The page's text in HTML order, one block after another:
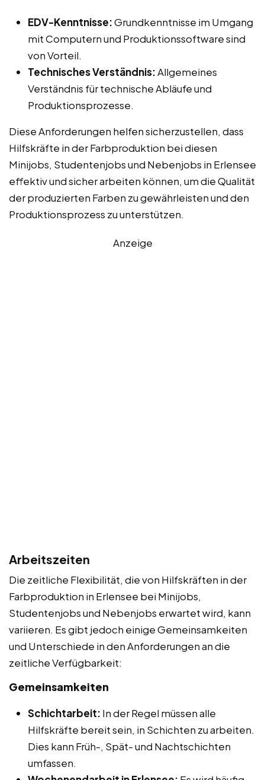
EDV-Kenntnisse:Grundkenntnisse im Umgang
mit Computern und Produktionssoftware sind
von Vorteil.
Technisches Verständnis:Allgemeines
Verständnis für technische Abläufe und
Produktionsprozesse.
Diese Anforderungen helfen sicherzustellen, dass
Hilfskräfte in der Farbproduktion bei diesen
Minijobs, Studentenjobs und Nebenjobs in Erlensee
effektiv und sicher arbeiten können, um die Qualität
der produzierten Farben zu gewährleisten und den
Produktionsprozess zu unterstützen.
Anzeige
Arbeitszeiten
Die zeitliche Flexibilität, die von Hilfskräften in der
Farbproduktion in Erlensee bei Minijobs,
Studentenjobs und Nebenjobs erwartet wird, kann
variieren. Es gibt jedoch einige Gemeinsamkeiten
und Unterschiede in den Anforderungen an die
zeitliche Verfügbarkeit:
Gemeinsamkeiten
Schichtarbeit: In der Regel müssen alle
Hilfskräfte bereit sein, in Schichten zu arbeiten.
Dies kann Früh-, Spät- und Nachtschichten
umfassen.